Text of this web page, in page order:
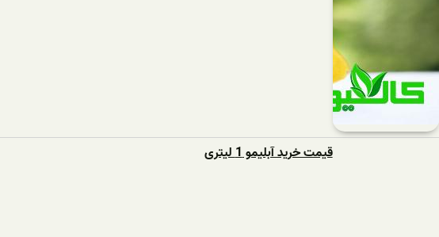
قیمت خرید آبلیمو 1 لیتری